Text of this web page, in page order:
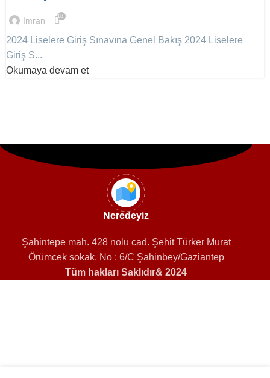
Imran 18.719
2024 Liselere Giriş Sınavına Genel Bakış 2024 Liselere
Giriş S...
Okumaya devam et
Neredeyiz
Şahintepe mah. 428 nolu cad. Şehit Türker Murat
Örümcek sokak. No : 6/C Şahinbey/Gaziantep
Tüm hakları Saklıdır& 2024